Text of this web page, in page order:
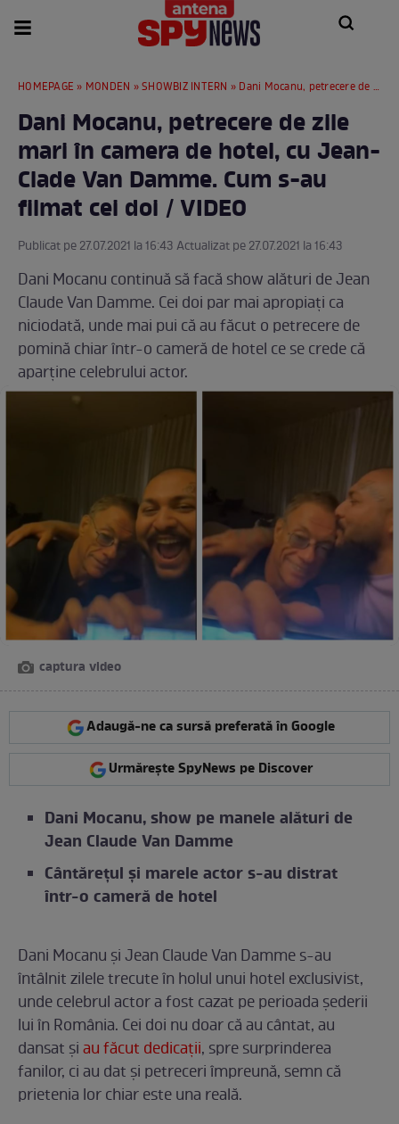
HOMEPAGE » MONDEN »SHOWBIZ INTERN » Dani Mocanu, petrecere de zile mari în camera de hotel, cu Jean-Clade Van Damme. Cum s-au filmat cei doi / VIDEO
Dani Mocanu, petrecere de zile
mari în camera de hotel, cu Jean-
Clade Van Damme. Cum s-au
filmat cei doi / VIDEO
Publicat pe 27.07.2021 la 16:43 Actualizat pe 27.07.2021 la 16:43
Dani Mocanu continuă să facă show alături de Jean
Claude Van Damme. Cei doi par mai apropiați ca
niciodată, unde mai pui că au făcut o petrecere de
pomină chiar într-o cameră de hotel ce se crede că
aparține celebrului actor.
captura video
Adaugă-ne ca sursă preferată în Google
Urmărește SpyNews pe Discover
Dani Mocanu, show pe manele alături de
Jean Claude Van Damme
Cântărețul și marele actor s-au distrat
într-o cameră de hotel
Dani Mocanu și Jean Claude Van Damme s-au
întâlnit zilele trecute în holul unui hotel exclusivist,
unde celebrul actor a fost cazat pe perioada șederii
lui în România. Cei doi nu doar că au cântat, au
dansat șiau făcut dedicații, spre surprinderea
fanilor, ci au dat și petreceri împreună, semn că
prietenia lor chiar este una reală.